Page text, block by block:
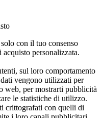
con il tuo consenso
personalizzata.
sul loro comportamento
vengono utilizzati per
web, per mostrarti pubblicità
le statistiche di utilizzo.
crittografati con quelli di